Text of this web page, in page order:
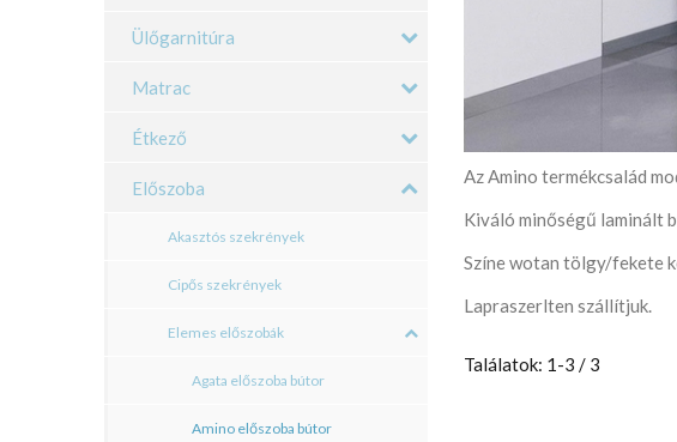
Ülőgarnitúra
Matrac
Étkező
Előszoba
Akasztós szekrények
Cipős szekrények
Elemes előszobák
Agata előszoba bútor
Amino előszoba bútor
Az Amino termékcsalád
Kiváló minőségű laminált
Színe wotan tölgy/fekete
Lapraszerlten szállítjuk.
Találatok: 1-3 / 3